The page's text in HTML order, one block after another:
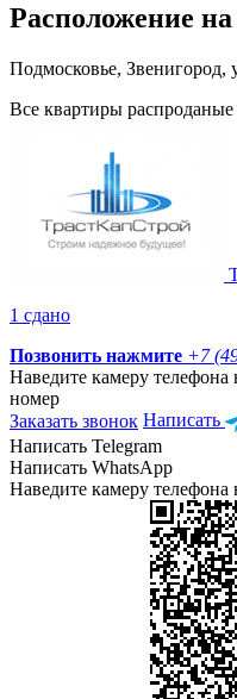
Расположение на
Подмосковье, Звенигород,
Все квартиры распроданые
1 сдано
Позвонить нажмите +7
Наведите камеру телефона
номер
Заказать звонок Написать
Написать Telegram
Написать WhatsApp
Наведите камеру телефона